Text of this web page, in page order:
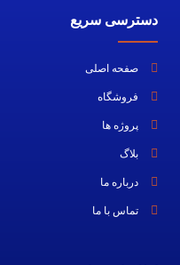
دسترسی سریع
صفحه اصلی
فروشگاه
پروژه ها
بلاگ
درباره ما
تماس با ما